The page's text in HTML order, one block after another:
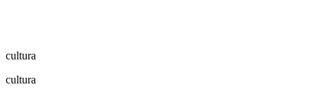
cultura
cultura